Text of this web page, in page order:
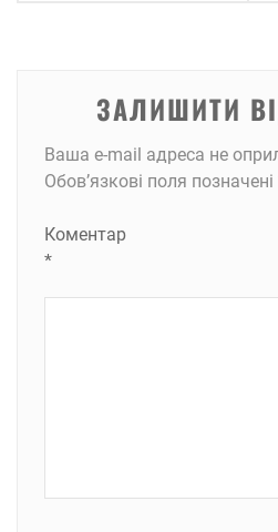
ЗАЛИШИТИ
Ваша e-mail адреса не
Обов’язкові поля позначені
Коментар
*